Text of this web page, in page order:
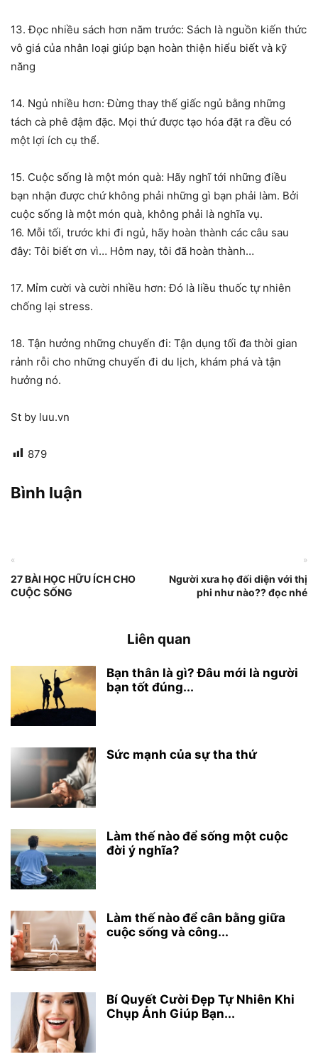
13. Đọc nhiều sách hơn năm trước: Sách là nguồn kiến thức
vô giá của nhân loại giúp bạn hoàn thiện hiểu biết và kỹ
năng
14. Ngủ nhiều hơn: Đừng thay thế giấc ngủ bằng những
tách cà phê đậm đặc. Mọi thứ được tạo hóa đặt ra đều có
một lợi ích cụ thể.
15. Cuộc sống là một món quà: Hãy nghĩ tới những điều
bạn nhận được chứ không phải những gì bạn phải làm. Bởi
cuộc sống là một món quà, không phải là nghĩa vụ.
16. Mỗi tối, trước khi đi ngủ, hãy hoàn thành các câu sau
đây: Tôi biết ơn vì… Hôm nay, tôi đã hoàn thành…
17. Mỉm cười và cười nhiều hơn: Đó là liều thuốc tự nhiên
chống lại stress.
18. Tận hưởng những chuyến đi: Tận dụng tối đa thời gian
rảnh rỗi cho những chuyến đi du lịch, khám phá và tận
hưởng nó.
St by luu.vn
879
Bình luận
«
27 BÀI HỌC HỮU ÍCH CHO
CUỘC SỐNG
»
Người xưa họ đối diện với thị
phi như nào?? đọc nhé
Liên quan
Bạn thân là gì? Đâu mới là người
bạn tốt đúng...
Sức mạnh của sự tha thứ
Làm thế nào để sống một cuộc
đời ý nghĩa?
Làm thế nào để cân bằng giữa
cuộc sống và công...
Bí Quyết Cười Đẹp Tự Nhiên Khi
Chụp Ảnh Giúp Bạn...